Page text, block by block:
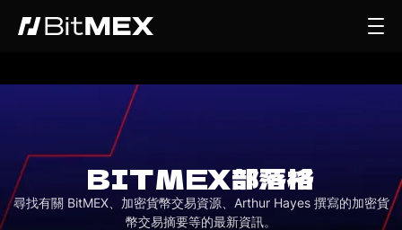
BITMEX部落格
尋找有關 BitMEX、加密貨幣交易資源、Arthur Hayes 撰寫的加密貨
幣交易摘要等的最新資訊。